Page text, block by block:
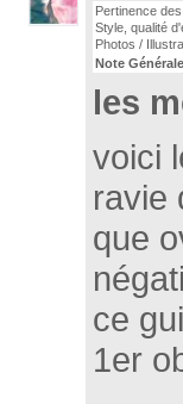
Pertinence
Style, qualité
Photos /
Note Générale
les
voici
ravie
que
ce
1er